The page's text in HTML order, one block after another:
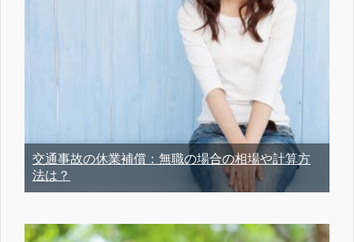
交通事故の休業補償：無職の場合の相場や計算方
法は？